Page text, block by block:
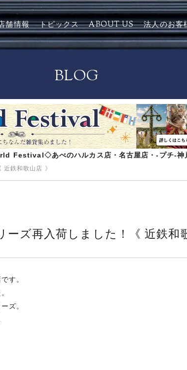
舗情報 トピックス ABOUT US 法人のお客
BLOG
Festival◇あべのハルカス店・名古屋店・-プチ-神
鉄和歌山店 》
ーズ再入荷しました！《 近鉄和
す。
ズ。